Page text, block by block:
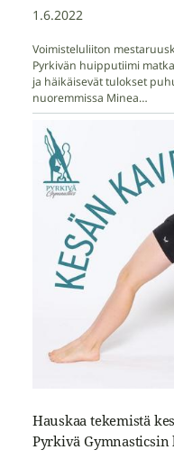
1.6.2022
Voimisteluliiton
Pyrkivän huipputiimi
ja häikäisevät tulokset
nuoremmissa Minea…
Hauskaa tekemistä
Pyrkivä